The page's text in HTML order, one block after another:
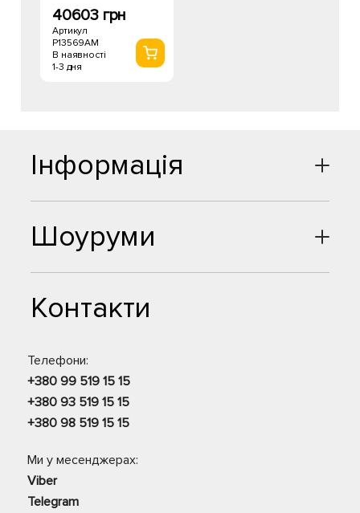
40603 грн
Артикул
P13569AM
В наявності
1-3 дня
Шоуруми
Контакти
Телефони:
+380 99 519 15 15
+380 93 519 15 15
+380 98 519 15 15
Ми у месенджерах:
Viber
Telegram
Інформація